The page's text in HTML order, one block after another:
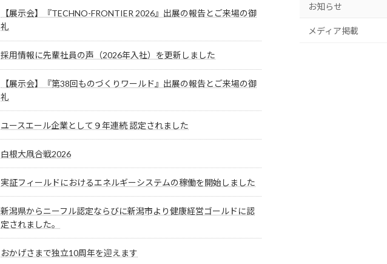
【展示会】『TECHNO-FRONTIER 2026』出展の報告とご来場の御
礼
採用情報に先輩社員の声（2026年入社）を更新しました
【展示会】『第38回ものづくりワールド』出展の報告とご来場の御
礼
ユースエール企業として９年連続 認定されました
白根大凧合戦2026
実証フィールドにおけるエネルギーシステムの稼働を開始しました
新潟県からニーフル認定ならびに新潟市より健康経営ゴールドに認
定されました。
おかげさまで独立10周年を迎えます
お知らせ
メディア掲載